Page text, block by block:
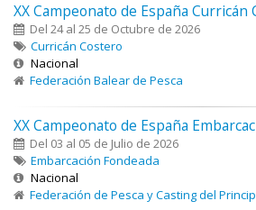
XX Campeonato de España Curricán
Del 24 al 25 de Octubre de 2026
Curricán Costero
Nacional
Federación Balear de Pesca
XX Campeonato de España
Del 03 al 05 de Julio de 2026
Embarcación Fondeada
Nacional
Federación de Pesca y Casting del